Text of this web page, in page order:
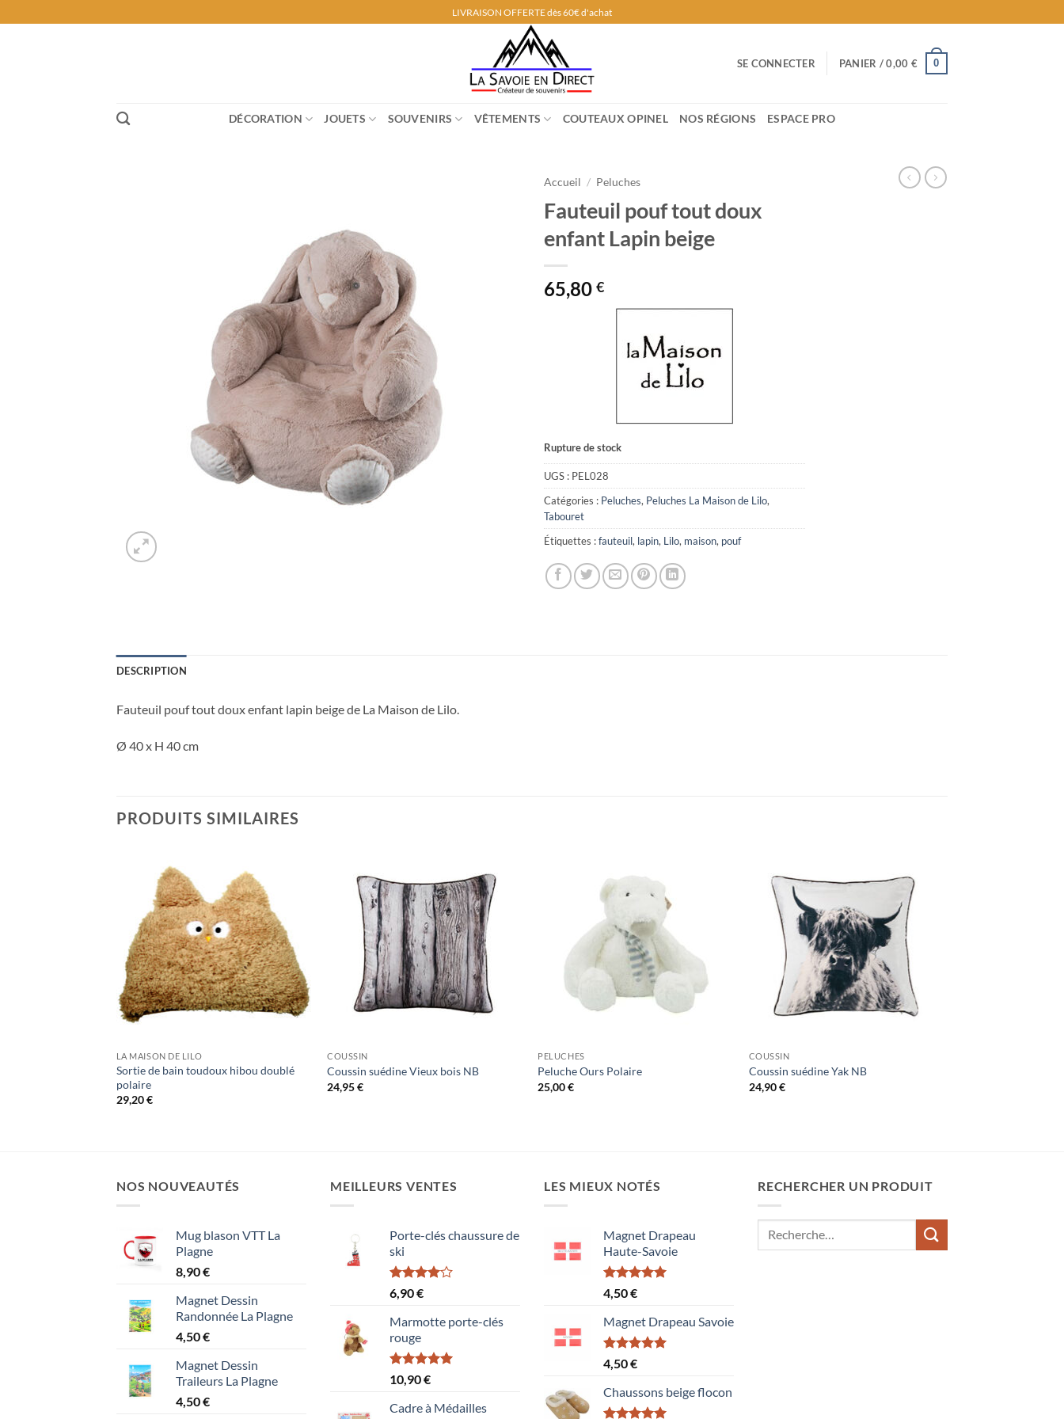
au
LIVRAISON OFFERTE dès 60€ d'achat
SE CONNECTER PANIER /0,00 € 0
DÉCORATION JOUETS SOUVENIRS VÊTEMENTS COUTEAUX OPINEL NOS RÉGIONS ESPACE PRO
Accueil / Peluches
Fauteuil pouf tout doux
enfant Lapin beige
65,80 €
Rupture de stock
UGS : PEL028
Catégories : Peluches, Peluches La Maison de Lilo,
Tabouret
Étiquettes :fauteuil, lapin, Lilo, maison, pouf
DESCRIPTION
Fauteuil pouf tout doux enfant lapin beige de La Maison de Lilo.
Ø 40 x H 40 cm
PRODUITS SIMILAIRES
LA MAISON DE LILO
Sortie de bain toudoux hibou doublé
polaire
29,20€
COUSSIN
Coussin suédine Vieux bois NB
24,95€
PELUCHES
Peluche Ours Polaire
25,00€
COUSSIN
Coussin suédine Yak NB
24,90€
NOS NOUVEAUTÉS
Mug blason VTT La
Plagne
8,90€
Magnet Dessin
Randonnée La Plagne
4,50€
Magnet Dessin
Traileurs La Plagne
4,50€
MEILLEURS VENTES
Porte-clés chaussure de
ski
Note
4.00
5
6,90€
Marmotte porte-clés
rouge
Note5.00
sur 5
10,90€
Cadre à Médailles
LES MIEUX NOTÉS
Magnet Drapeau
Haute-Savoie
Note5.00
sur 5
4,50€
Magnet Drapeau Savoie
Note5.00
sur 5
4,50€
Chaussons beige flocon
RECHERCHER UN PRODUIT
Recherche